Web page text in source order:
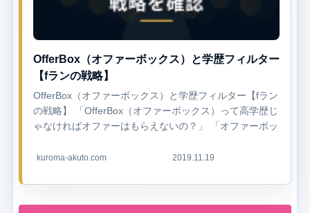
OfferBox（オファーボックス）と学歴フィルター
【fランの戦略】
OfferBox（オファーボックス）と学歴フィルター【fラン
の戦略】 「OfferBox（オファーボックス）って高学歴じ
ゃなければオファーはもらえないの？」 「オファーボッ
kuroma-akuto.com 2019.11.19